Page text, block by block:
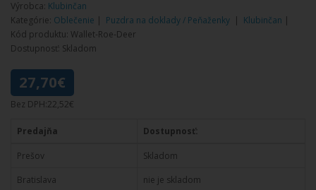
Výrobca: Klubinčan
Kategórie: Oblečenie | Puzdra na doklady / Peňaženky | Klubinčan |
Kód produktu: Wallet-Roe-Deer
Dostupnosť: Skladom
27,70€
Bez DPH:22,52€
Predajňa Dostupnosť:
Prešov
Skladom
Bratislava
nie je skladom